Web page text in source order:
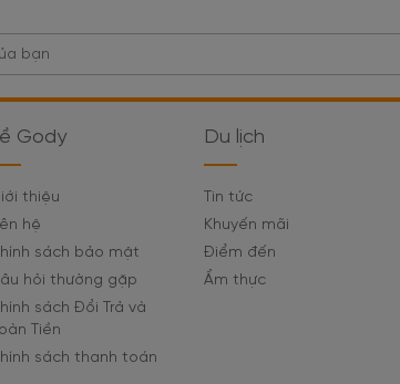
Gody
thiệu
hệ
sách bảo mật
hỏi thường gặp
sách Đổi Trả và
Tiền
sách thanh toán
Du lịch
Tin tức
Khuyến mãi
Điểm đến
Ẩm thực